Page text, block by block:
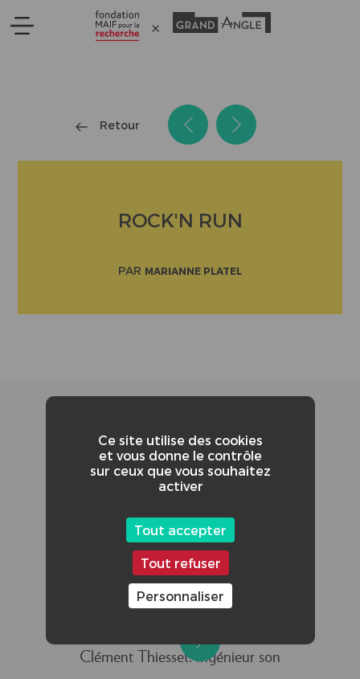
Retour
ROCK'N RUN
PAR MARIANNE PLATEL
CRÉDITS ADDITIONNELS :
Emma Perrin: Assistante réalisatrice
Clément David: Scripte, ingénieur lumières
Clément Thiesset: Ingénieur son
Ce site utilise des cookies
et vous donne le contrôle
sur ceux que vous souhaitez
activer
Tout accepter
Tout refuser
Personnaliser